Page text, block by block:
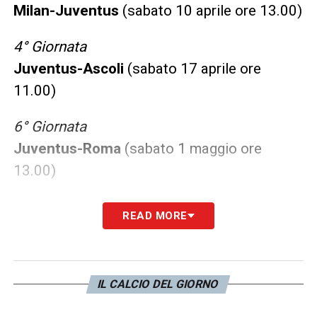
Milan-Juventus (sabato 10 aprile ore 13.00)
4° Giornata
Juventus-Ascoli (sabato 17 aprile ore
11.00)
6° Giornata
Juventus-Roma(sabato 1 maggio ore
13.00)
LA PLAYLIST DELLE NOSTRE TOP NEWS
READ MORE
IL CALCIO DEL GIORNO